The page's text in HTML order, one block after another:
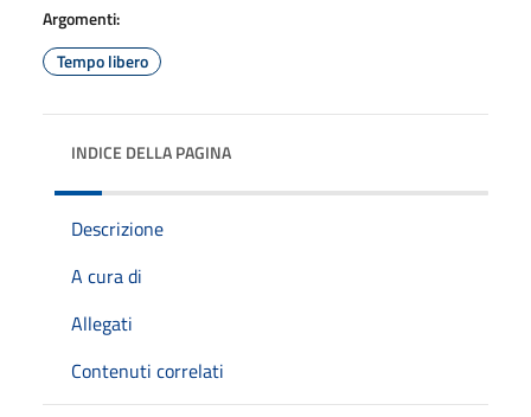
Argomenti:
Tempo libero
INDICE DELLA PAGINA
Descrizione
A cura di
Allegati
Contenuti correlati